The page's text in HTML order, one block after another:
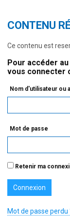
CONTENU
Ce contenu est
Pour accéder
vous connecter
Nom d'utilisateur ou
Mot de passe
Retenir ma
Mot de passe perdu